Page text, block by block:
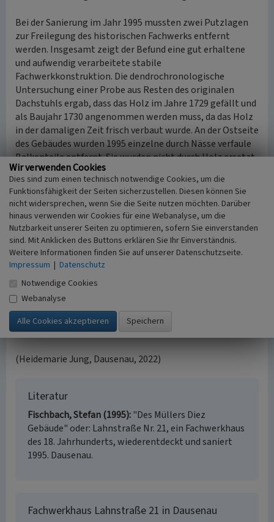
Bei der Sanierung im Jahr 1995 mussten zwei Putzlagen
zur Freilegung des historischen Fachwerks entfernt
werden. Insgesamt zeigt der Befund eine gut erhaltene
und aufwendig verarbeitete stabile
Fachwerkkonstruktion. Die dendrochronologische
Untersuchung einer Probe aus Resten des originalen
Dachstuhls ergab, dass das Holz im Jahre 1729 gefällt und
als Baujahr 1730 angenommen werden muss, da das Holz
in der damaligen Zeit frisch verbaut wurde. An der Ostseite
des Gebäudes wurden 1995 einzelne durch Nässe verfaule
Balkenteile entfernt. Sie wurden nicht durch Holz ersetzt
sondern nur durch den Anstrich auf dem Putz kenntlich
gemacht. An der Schauseite (Südseite in Richtung Altes
Rathaus) war in der ersten Etage lediglich nur noch das
Fachwerk an der Osthälfte vorhanden. Die Südhälfte war
kurz nach dem zweiten Weltkrieg durch Bimssteine
erneuert worden. Skizzen von Stefan Fischbach in seiner
Dokumentation zur Sanierung des Gebäudes zeigen den
Befund 1995 und eine Rekonstruktion des ursprünglichen
Zustandes. Das fehlende Fachwerk wurde durch Ausdünnen
des Bimssteinmauerwerkes von außen unter Verwendung
von v. a. alten Balken so ergänzt, dass die mittige
Mannstrebe und die halbe Mannstrebe an der westlichen
Seite wieder zu Geltung kamen.
(Heidemarie Jung, Dausenau, 2022)
Literatur
Fischbach, Stefan (1995) "Des Müllers Diez
Gebäude" oder: Lahnstraße Nr. 21, ein Fachwerkhaus
des 18. Jahrhunderts, wiederentdeckt und saniert
1995. Dausenau.
Fachwerkhaus Lahnstraße 21 in Dausenau
Wir verwenden Cookies
Dies sind zum einen technisch notwendige Cookies, um die
Funktionsfähigkeit der Seiten sicherzustellen. Diesen können Sie
nicht widersprechen, wenn Sie die Seite nutzen möchten. Darüber
hinaus verwenden wir Cookies für eine Webanalyse, um die
Nutzbarkeit unserer Seiten zu optimieren, sofern Sie einverstanden
sind. Mit Anklicken des Buttons erklären Sie Ihr Einverständnis.
Weitere Informationen finden Sie auf unserer Datenschutzseite.
Impressum | Datenschutz
Notwendige Cookies
Webanalyse